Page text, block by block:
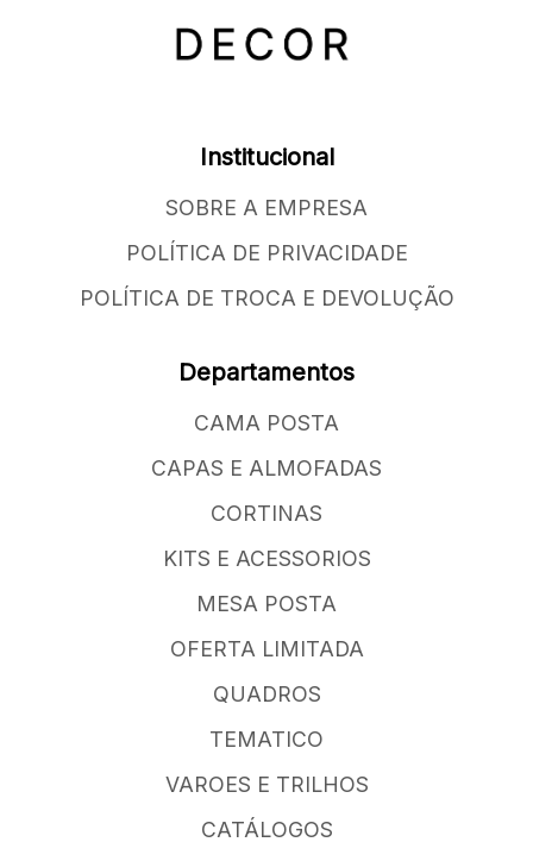
Institucional
SOBRE A EMPRESA
POLÍTICA DE PRIVACIDADE
POLÍTICA DE TROCA E DEVOLUÇÃO
Departamentos
CAMA POSTA
CAPAS E ALMOFADAS
CORTINAS
KITS E ACESSORIOS
MESA POSTA
OFERTA LIMITADA
QUADROS
TEMATICO
VAROES E TRILHOS
CATÁLOGOS